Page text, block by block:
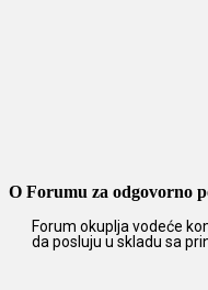
O Forumu za odgovorno
Forum okuplja vodeće
da posluju u skladu sa